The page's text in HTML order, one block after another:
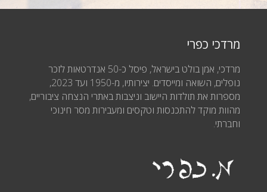
מרדכי כפרי
מרדכי, אמן בולט בישראל, פיסל כ-50 אנדרטאות לזכר
נופלים, השואה ומייסדים. יצירותיו, מ-1950 ועד 2023,
מספרות את תולדות היישוב וניצבות באתרי הנצחה ציבוריים,
מהוות מוקד להתכנסות וטקסים ומעבירות מסר חינוכי
וחברתי.